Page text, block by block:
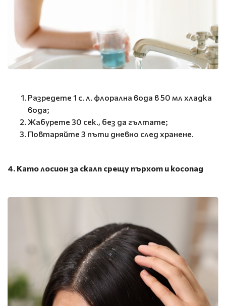
Разредете 1 с. л. флорална вода в 50 мл хладка
вода;
Жабурете 30 сек., без да гълтате;
Повтаряйте 3 пъти дневно след хранене.
4. Като лосион за скалп срещу пърхот и косопад